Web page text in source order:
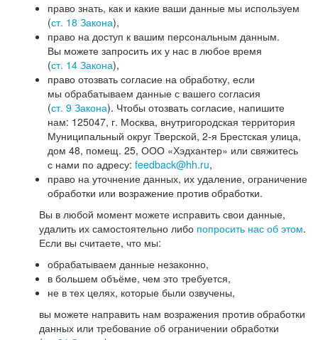
право знать, как и какие ваши данные мы используем
(ст. 18 Закона),
право на доступ к вашим персональным данным.
Вы можете запросить их у нас в любое время
(ст. 14 Закона),
право отозвать согласие на обработку, если
мы обрабатываем данные с вашего согласия
(ст. 9 Закона). Чтобы отозвать согласие, напишите
нам: 125047, г. Москва, внутригородская территория
Муниципальный округ Тверской, 2-я Брестская улица,
дом 48, помещ. 25, ООО «Хэдхантер» или свяжитесь
с нами по адресу: feedback@hh.ru,
право на уточнение данных, их удаление, ограничение
обработки или возражение против обработки.
Вы в любой момент можете исправить свои данные,
удалить их самостоятельно либо попросить нас об этом.
Если вы считаете, что мы:
обрабатываем данные незаконно,
в большем объёме, чем это требуется,
не в тех целях, которые были озвучены,
вы можете направить нам возражения против обработки
данных или требование об ограничении обработки